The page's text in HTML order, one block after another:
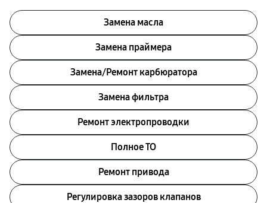
Замена масла
Замена праймера
Замена/Pемонт карбюратора
Замена фильтра
Ремонт электропроводки
Полное ТО
Ремонт привода
Регулировка зазоров клапанов